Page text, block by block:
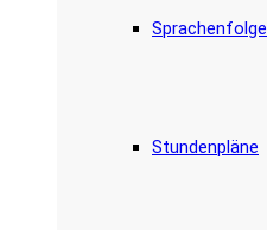
Sprachenfolge
Stundenpläne